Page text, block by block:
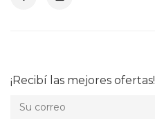
¡Recibí las mejores ofertas!